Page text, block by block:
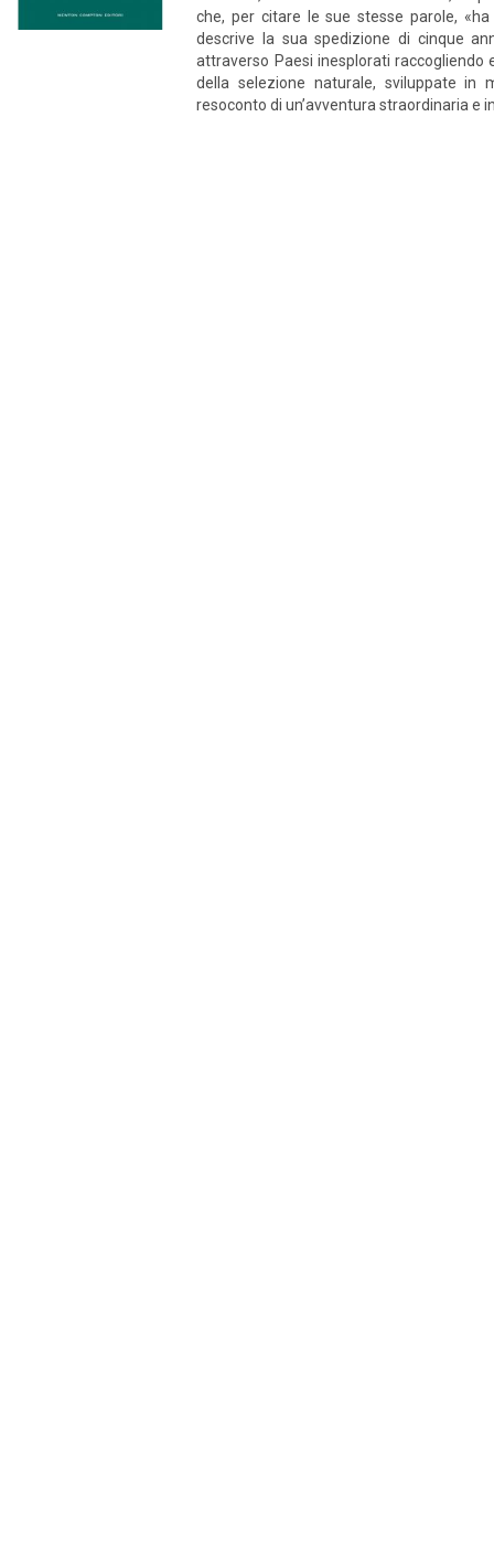
che, per citare le sue stesse parole,
descrive la sua spedizione di cinque
attraverso Paesi inesplorati raccogliendo
della selezione naturale, sviluppate in
resoconto di un’avventura straordinaria e